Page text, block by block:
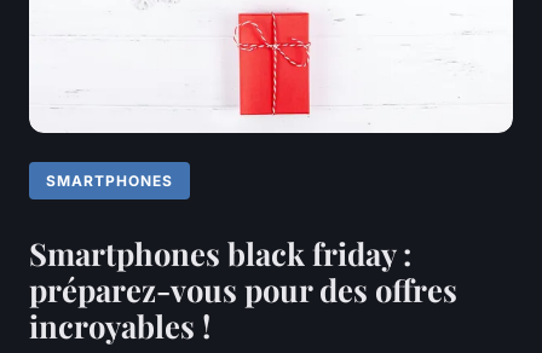
SMARTPHONES
Smartphones black friday :
préparez-vous pour des offres
incroyables !